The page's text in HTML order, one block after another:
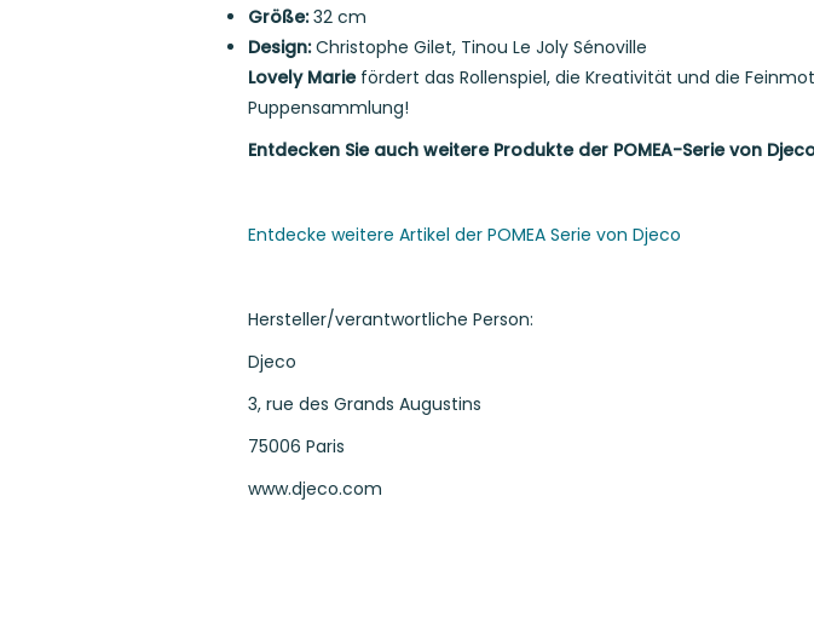
Größe:32 cm
Design:Christophe Gilet, Tinou Le Joly Sénoville
Lovely Mariefördert das Rollenspiel, die Kreativität und die
Puppensammlung!
Entdecken Sie auch weitere Produkte der POMEA-Serie von
Entdecke weitere Artikel der POMEA Serie von Djeco
Hersteller/verantwortliche Person:
Djeco
3, rue des Grands Augustins
75006 Paris
www.djeco.com